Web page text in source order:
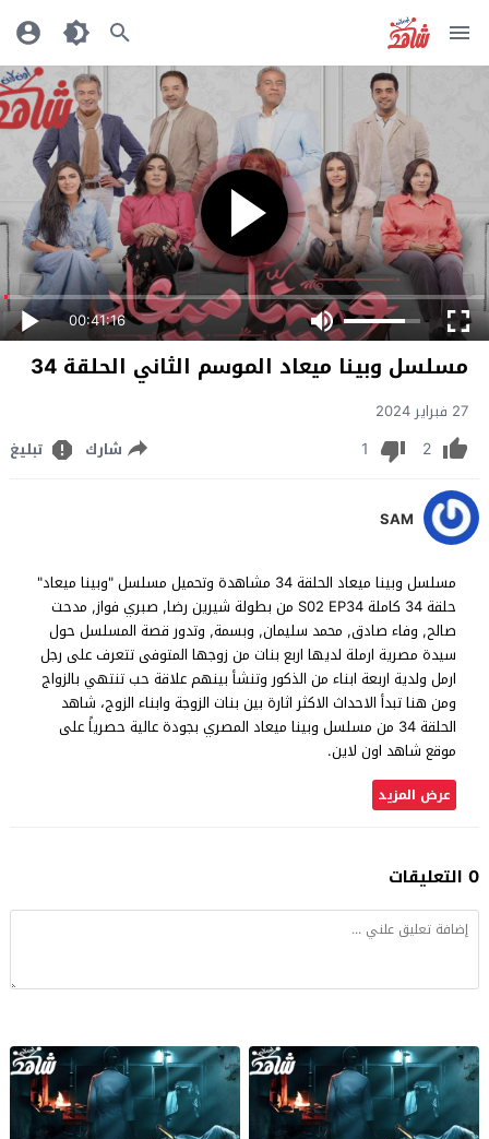
00:41:16
مسلسل وبينا ميعاد الموسم الثاني الحلقة 34
27 فبراير 2024
2
1 شارك تبليغ
SAM
مسلسل وبينا ميعاد الحلقة 34 مشاهدة وتحميل مسلسل "وبينا ميعاد"
حلقة 34 كاملة S02 EP34 من بطولة شيرين رضا, صبري فواز, مدحت
صالح, وفاء صادق, محمد سليمان, وبسمة, وتدور قصة المسلسل حول
سيدة مصرية ارملة لديها اربع بنات من زوجها المتوفى تتعرف على رجل
ارمل ولدية اربعة ابناء من الذكور وتنشأ بينهم علاقة حب تنتهي بالزواج
ومن هنا تبدأ الاحداث الاكثر اثارة بين بنات الزوجة وابناء الزوج، شاهد
الحلقة 34 من مسلسل وبينا ميعاد المصري بجودة عالية حصرياً على
موقع شاهد اون لاين.
عرض المزيد
0 التعليقات